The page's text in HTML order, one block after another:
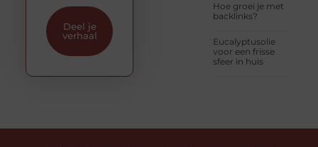
Hoe groei je met
backlinks?
Eucalyptusolie
voor een frisse
sfeer in huis
Deel je
verhaal